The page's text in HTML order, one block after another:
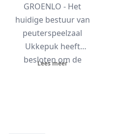
GROENLO - Het
huidige bestuur van
peuterspeelzaal
Ukkepuk heeft
besloten om de
Lees meer